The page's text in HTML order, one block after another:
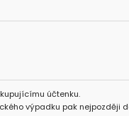
účtenku.
výpadku pak nejpozději